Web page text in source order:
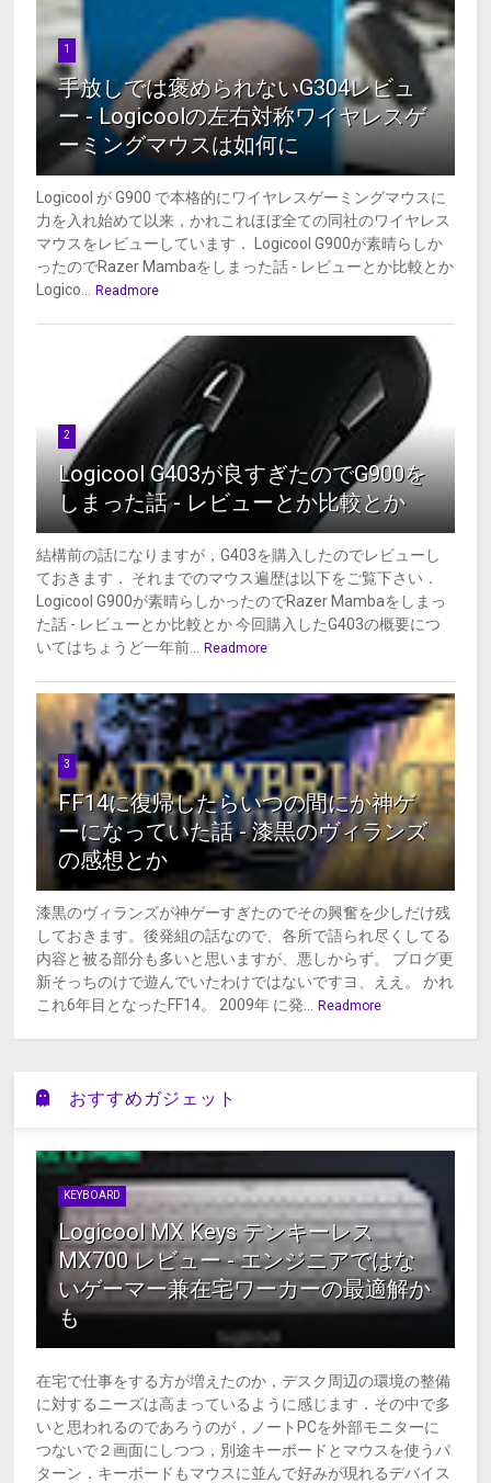
1
手放しでは褒められないG304レビュ
ー - Logicoolの左右対称ワイヤレスゲ
ーミングマウスは如何に
Logicool が G900 で本格的にワイヤレスゲーミングマウスに
力を入れ始めて以来，かれこれほぼ全ての同社のワイヤレス
マウスをレビューしています． Logicool G900が素晴らしか
ったのでRazer Mambaをしまった話 - レビューとか比較とか
Logico...
Readmore
2
Logicool G403が良すぎたのでG900を
しまった話 - レビューとか比較とか
結構前の話になりますが，G403を購入したのでレビューし
ておきます． それまでのマウス遍歴は以下をご覧下さい．
Logicool G900が素晴らしかったのでRazer Mambaをしまっ
た話 - レビューとか比較とか 今回購入したG403の概要につ
いてはちょうど一年前...
Readmore
3
FF14に復帰したらいつの間にか神ゲ
ーになっていた話 - 漆黒のヴィランズ
の感想とか
漆黒のヴィランズが神ゲーすぎたのでその興奮を少しだけ残
しておきます。後発組の話なので、各所で語られ尽くしてる
内容と被る部分も多いと思いますが、悪しからず。 ブログ更
新そっちのけで遊んでいたわけではないですヨ、ええ。 かれ
これ6年目となったFF14。 2009年 に発...
Readmore
おすすめガジェット
KEYBOARD
Logicool MX Keys テンキーレス
MX700 レビュー - エンジニアではな
いゲーマー兼在宅ワーカーの最適解か
も
在宅で仕事をする方が増えたのか，デスク周辺の環境の整備
に対するニーズは高まっているように感じます．その中で多
いと思われるのであろうのが，ノートPCを外部モニターに
つないで２画面にしつつ，別途キーボードとマウスを使うパ
ターン．キーボードもマウスに並んで好みが現れるデバイス